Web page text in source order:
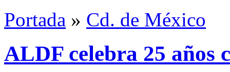
Portada » Cd. de México
ALDF celebra 25 años